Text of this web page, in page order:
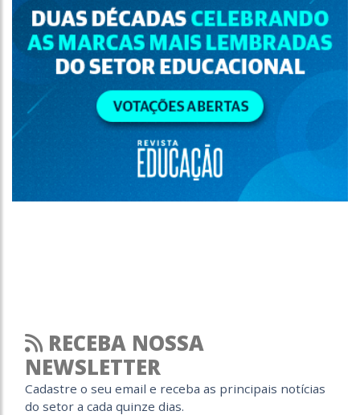
RECEBA NOSSA
NEWSLETTER
Cadastre o seu email e receba as principais notícias
do setor a cada quinze dias.